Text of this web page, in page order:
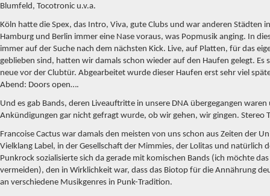
Blumfeld, Tocotronic u.v.a.
Köln hatte die Spex, das Intro, Viva, gute Clubs und war anderen Städten
Hamburg und Berlin immer eine Nase voraus, was Popmusik anging. In
immer auf der Suche nach dem nächsten Kick. Live, auf Platten, für das
geblieben sind, hatten wir damals schon wieder auf den Haufen gelegt. Es
neue vor der Clubtür. Abgearbeitet wurde dieser Haufen erst sehr viel
Abend: Doors open….
Und es gab Bands, deren Liveauftritte in unsere DNA übergegangen
Ankündigungen gar nicht gefragt wurde, ob wir gehen, wir gingen. Stereo
Francoise Cactus war damals den meisten von uns schon aus Zeiten der
Vielklang Label, in der Gesellschaft der Mimmies, der Lolitas und natürlich
Punkrock sozialisierte sich da gerade mit komischen Bands (ich möchte
vermeiden), den in Wirklichkeit war, dass das Biotop für die Annährung
an verschiedene Musikgenres in Punk-Tradition.